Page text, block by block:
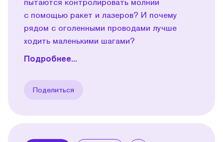
с помощью ракет и лазеров? И почему
рядом с оголенными проводами лучше
ходить маленькими шагами?
Подробнее...
Поделиться